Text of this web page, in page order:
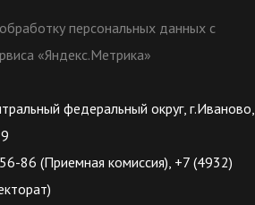
персональных данных с
«Яндекс.Метрика»
федеральный округ, г.Иваново,
86 (Приемная комиссия), +7 (4932)